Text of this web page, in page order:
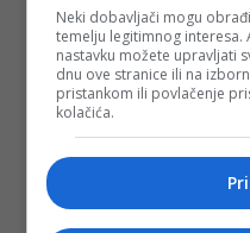
Neki dobavljači mogu
temelju legitimnog interesa.
nastavku možete upravljati
dnu ove stranice ili na
pristankom ili povlačenje
kolačića.